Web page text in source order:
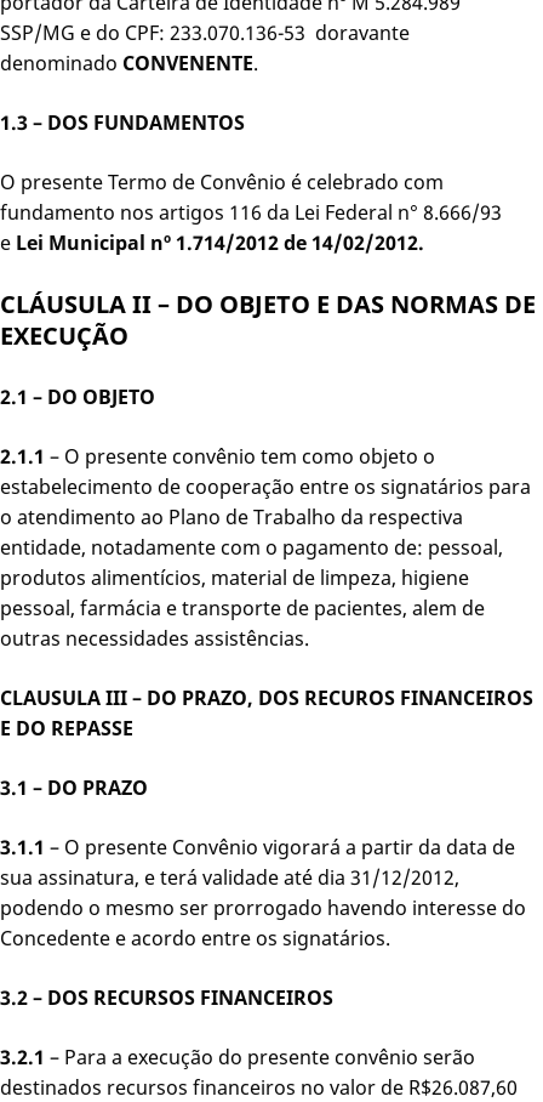
SSP/MG e do CPF: 233.070.136-53 doravante
denominado CONVENENTE.
1.3 – DOS FUNDAMENTOS
O presente Termo de Convênio é celebrado com
fundamento nos artigos 116 da Lei Federal n° 8.666/93
e Lei Municipal nº 1.714/2012 de 14/02/2012.
CLÁUSULA II – DO OBJETO E DAS NORMAS DE
EXECUÇÃO
2.1 – DO OBJETO
2.1.1 – O presente convênio tem como objeto o
estabelecimento de cooperação entre os signatários para
o atendimento ao Plano de Trabalho da respectiva
entidade, notadamente com o pagamento de: pessoal,
produtos alimentícios, material de limpeza, higiene
pessoal, farmácia e transporte de pacientes, alem de
outras necessidades assistências.
CLAUSULA III – DO PRAZO, DOS RECUROS FINANCEIROS
E DO REPASSE
3.1 – DO PRAZO
3.1.1 – O presente Convênio vigorará a partir da data de
sua assinatura, e terá validade até dia 31/12/2012,
podendo o mesmo ser prorrogado havendo interesse do
Concedente e acordo entre os signatários.
3.2 – DOS RECURSOS FINANCEIROS
3.2.1 – Para a execução do presente convênio serão
destinados recursos financeiros no valor de R$26.087,60